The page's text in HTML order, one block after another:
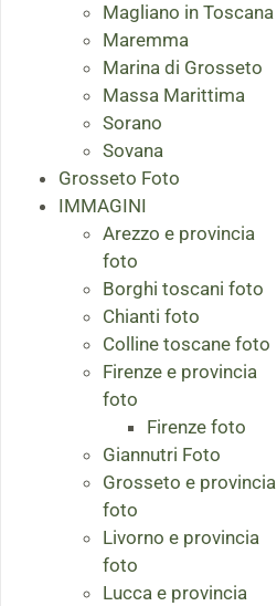
Magliano in Toscana
Maremma
Marina di Grosseto
Massa Marittima
Sorano
Sovana
Grosseto Foto
IMMAGINI
Arezzo e provincia
foto
Borghi toscani foto
Chianti foto
Colline toscane foto
Firenze e provincia
foto
Firenze foto
Giannutri Foto
Grosseto e provincia
foto
Livorno e provincia
foto
Lucca e provincia